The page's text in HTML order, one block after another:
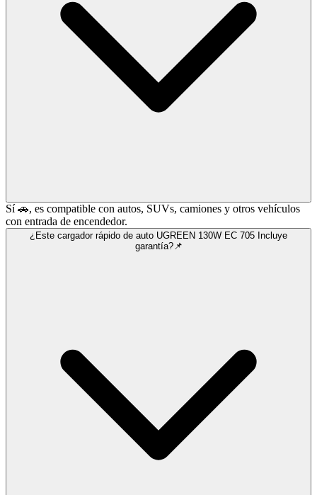
Sí 🚗, es compatible con autos, SUVs, camiones y otros vehículos
con entrada de encendedor.
¿Este cargador rápido de auto UGREEN 130W EC 705 Incluye
garantía?📌